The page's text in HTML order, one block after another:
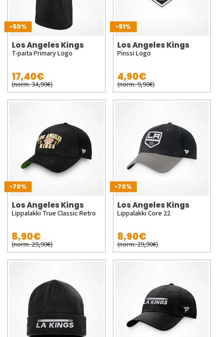
-50%
Los Angeles Kings
T-paita Primary Logo
17,40€
(norm. 34,90€)
-51%
Los Angeles Kings
Pinssi Logo
4,90€
(norm. 9,90€)
-70%
Los Angeles Kings
Lippalakki True Classic Retro
8,90€
(norm. 29,90€)
-70%
Los Angeles Kings
Lippalakki Core 22
8,90€
(norm. 29,90€)